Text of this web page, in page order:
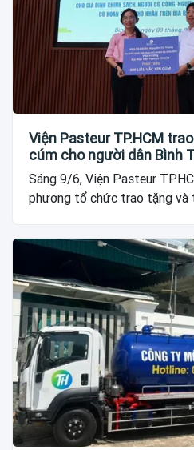
Viện Pasteur TP.HCM
cúm cho người dân Bình
Sáng 9/6, Viện Pasteur
phương tổ chức trao tặng và